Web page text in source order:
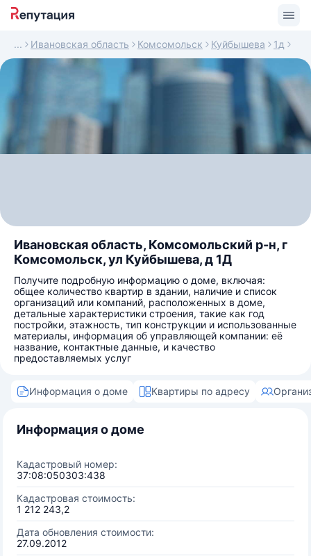
Ивановская область Комсомольск Куйбышева 1д
Ивановская область, Комсомольский р-н, г
Комсомольск, ул Куйбышева, д 1Д
Получите подробную информацию о доме, включая:
общее количество квартир в здании, наличие и список
организаций или компаний, расположенных в доме,
детальные характеристики строения, такие как год
постройки, этажность, тип конструкции и использованные
материалы, информация об управляющей компании: её
название, контактные данные, и качество
предоставляемых услуг
Информация о доме Квартиры по адресу
Информация о доме
Кадастровый номер:
37:08:050303:438
Кадастровая стоимость:
1 212 243,2
Дата обновления стоимости:
27.09.2012